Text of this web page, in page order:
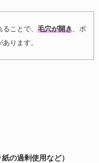
ことで、 毛穴が開き、ボ
ります。
の過剰使用など）